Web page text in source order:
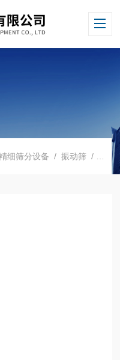
精细筛分设备 /振动筛 / CF-XZS-106多功能分级振动筛大小可定做